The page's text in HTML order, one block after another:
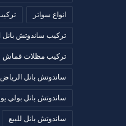
انواع سواتر
تركيب ساندوتش بانل
تركيب مظلات قماش
ساندوتش بانل الرياض
ساندوتش بانل بولي
ساندوتش بانل للبيع